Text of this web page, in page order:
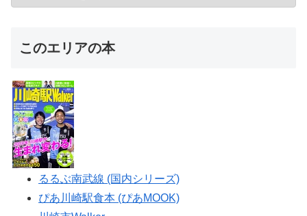
このエリアの本
るるぶ南武線 (国内シリーズ)
ぴあ川崎駅食本 (ぴあMOOK)